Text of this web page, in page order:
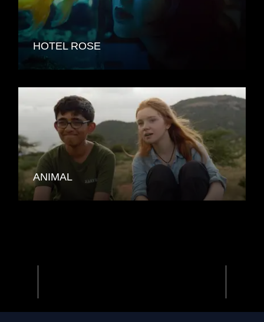
HOTEL ROSE
ANIMAL